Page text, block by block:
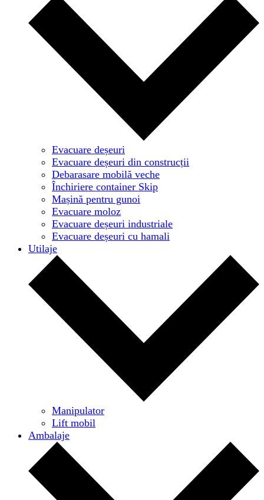
Evacuare deșeuri
Evacuare deșeuri din construcții
Debarasare mobilă veche
Închiriere container Skip
Mașină pentru gunoi
Evacuare moloz
Evacuare deșeuri industriale
Evacuare deșeuri cu hamali
Utilaje
Manipulator
Lift mobil
Ambalaje